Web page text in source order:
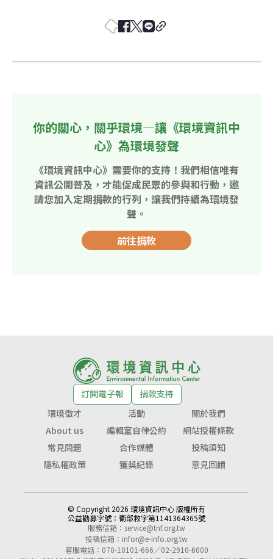
你的關心，關乎環境—讓《環境資訊中
心》為環境發聲
《環境資訊中心》需要你的支持！我們相信唯有
資訊公開普及，才能促成民眾的參與和行動，邀
請您加入定期捐款的行列，讓我們持續為環境發
聲。
前往捐款
訂閱電子報
捐款支持
環境徵才
活動
關於我們
About us
編輯室自律公約
網站授權條款
常見問題
合作媒體
投稿須知
隱私權政策
獲獎紀錄 意見回饋
© Copyright 2026 環境資訊中心 版權所有
公益勸募字號： 衛部救字第1141364365號
服務信箱： service@tnf.org.tw
投稿信箱： infor@e-info.org.tw
客服電話：070-10101-666／02-2910-6000